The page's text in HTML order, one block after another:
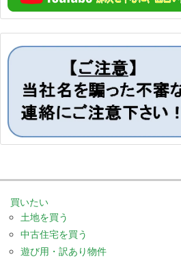
買いたい
土地を買う
中古住宅を買う
遊び用・訳あり物件